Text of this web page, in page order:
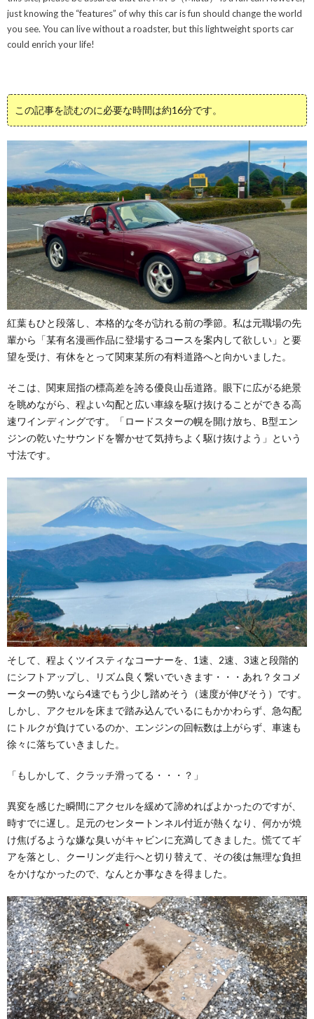
just knowing the “features” of why this car is fun should change the world
you see. You can live without a roadster, but this lightweight sports car
could enrich your life!
この記事を読むのに必要な時間は約16分です。
紅葉もひと段落し、本格的な冬が訪れる前の季節。私は元職場の先
輩から「某有名漫画作品に登場するコースを案内して欲しい」と要
望を受け、有休をとって関東某所の有料道路へと向かいました。
そこは、関東屈指の標高差を誇る優良山岳道路。眼下に広がる絶景
を眺めながら、程よい勾配と広い車線を駆け抜けることができる高
速ワインディングです。「ロードスターの幌を開け放ち、B型エン
ジンの乾いたサウンドを響かせて気持ちよく駆け抜けよう」という
寸法です。
そして、程よくツイスティなコーナーを、1速、2速、3速と段階的
にシフトアップし、リズム良く繋いでいきます・・・あれ？タコメ
ーターの勢いなら4速でもう少し踏めそう（速度が伸びそう）です。
しかし、アクセルを床まで踏み込んでいるにもかかわらず、急勾配
にトルクが負けているのか、エンジンの回転数は上がらず、車速も
徐々に落ちていきました。
「もしかして、クラッチ滑ってる・・・？」
異変を感じた瞬間にアクセルを緩めて諦めればよかったのですが、
時すでに遅し。足元のセンタートンネル付近が熱くなり、何かが焼
け焦げるような嫌な臭いがキャビンに充満してきました。慌ててギ
アを落とし、クーリング走行へと切り替えて、その後は無理な負担
をかけなかったので、なんとか事なきを得ました。